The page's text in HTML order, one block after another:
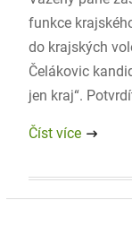
funkce
do krajských
Čelákovic
jen kraj“.
Číst více